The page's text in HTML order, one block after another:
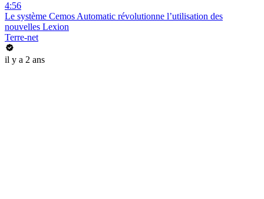
4:56
Le système Cemos Automatic révolutionne l’utilisation des
nouvelles Lexion
Terre-net
il y a 2 ans